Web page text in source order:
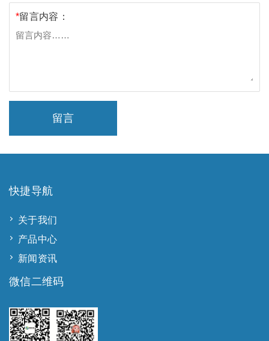
*留言内容：
留言
快捷导航
关于我们
产品中心
新闻资讯
微信二维码